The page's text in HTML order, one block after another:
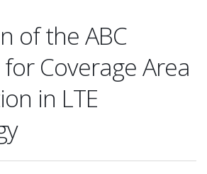
of the ABC
Coverage Area
in LTE